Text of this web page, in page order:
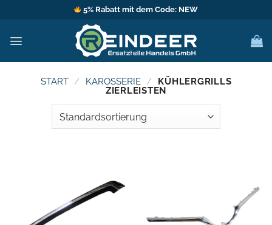
springen
5% Rabatt mit dem Code: NEW
START / KAROSSERIE /
KÜHLERGRILLS
ZIERLEISTEN